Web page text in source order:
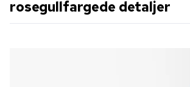
rosegullfargede detaljer